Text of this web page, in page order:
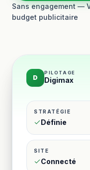
Sans engagement —
budget publicitaire
D
PILOTAGE
Digimax
STRATÉGIE
Définie
SITE
Connecté